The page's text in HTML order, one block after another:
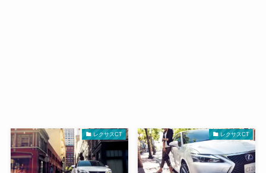
レクサスCT レクサスCT